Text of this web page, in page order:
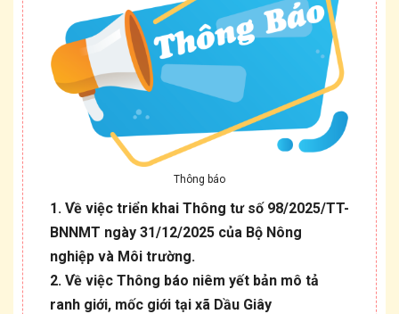
Thông báo
1. Về việc triển khai Thông tư số 98/2025/TT-
BNNMT ngày 31/12/2025 của Bộ Nông
nghiệp và Môi trường.
2. Về việc Thông báo niêm yết bản mô tả
ranh giới, mốc giới tại xã Dầu Giây